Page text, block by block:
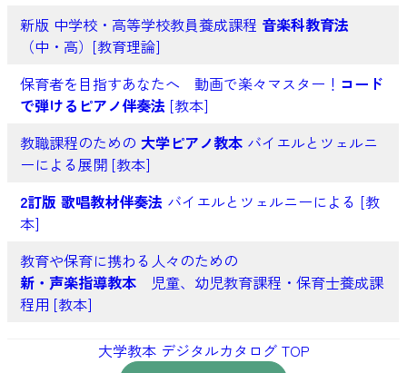
新版 中学校・高等学校教員養成課程 音楽科教育法
（中・高）[教育理論]
保育者を目指すあなたへ 動画で楽々マスター！ コード
で弾けるピアノ伴奏法 [教本]
教職課程のための 大学ピアノ教本バイエルとツェルニ
ーによる展開 [教本]
2訂版 歌唱教材伴奏法 バイエルとツェルニーによる [教
本]
教育や保育に携わる人々のための
新・声楽指導教本児童、幼児教育課程・保育士養成課
程用 [教本]
大学教本 デジタルカタログ TOP